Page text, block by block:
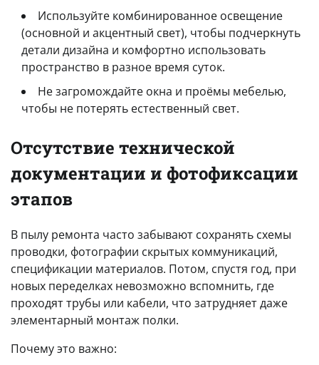
Используйте комбинированное освещение
(основной и акцентный свет), чтобы подчеркнуть
детали дизайна и комфортно использовать
пространство в разное время суток.
Не загромождайте окна и проёмы мебелью,
чтобы не потерять естественный свет.
Отсутствие технической
документации и фотофиксации
этапов
В пылу ремонта часто забывают сохранять схемы
проводки, фотографии скрытых коммуникаций,
спецификации материалов. Потом, спустя год, при
новых переделках невозможно вспомнить, где
проходят трубы или кабели, что затрудняет даже
элементарный монтаж полки.
Почему это важно: